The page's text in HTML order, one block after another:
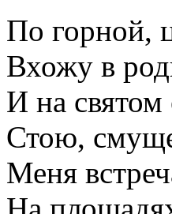
По горной,
Вхожу в
И на святом
Стою,
Меня